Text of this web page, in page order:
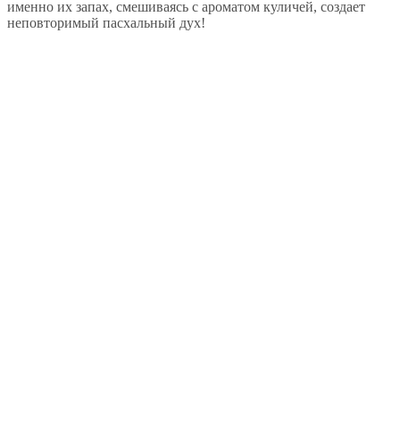
именно их запах, смешиваясь с ароматом куличей, создает
неповторимый пасхальный дух!